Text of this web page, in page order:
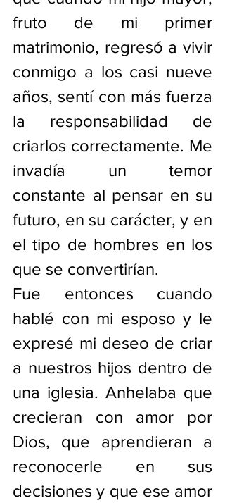
fruto de mi primer
matrimonio, regresó a vivir
conmigo a los casi nueve
años, sentí con más fuerza
la responsabilidad de
criarlos correctamente. Me
invadía un temor
constante al pensar en su
futuro, en su carácter, y en
el tipo de hombres en los
que se convertirían.
Fue entonces cuando
hablé con mi esposo y le
expresé mi deseo de criar
a nuestros hijos dentro de
una iglesia. Anhelaba que
crecieran con amor por
Dios, que aprendieran a
reconocerle en sus
decisiones y que ese amor